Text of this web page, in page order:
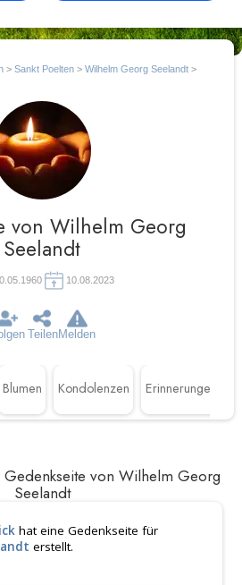
> Sankt Poelten > Wilhelm Georg Seelandt >
TeilenMelden
von Wilhelm Georg
Seelandt
10.08.2023
Blumen Kondolenzen Erinnerungen
von Wilhelm Georg
Seelandt
hat eine Gedenkseite für
erstellt.